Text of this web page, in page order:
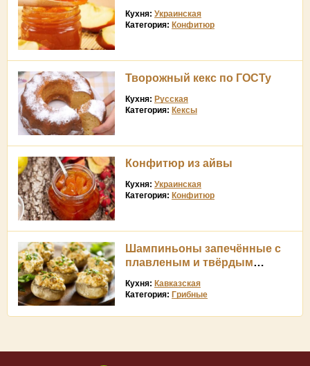
Кухня: Украинская
Категория: Конфитюр
Творожный кекс по ГОСТу
Кухня: Русская
Категория: Кексы
Конфитюр из айвы
Кухня: Украинская
Категория: Конфитюр
Шампиньоны запечённые с
плавленым и твёрдым
Кухня: Кавказская
Категория: Грибные